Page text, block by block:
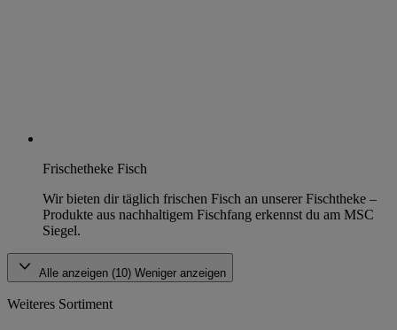
Frischetheke Fisch
Wir bieten dir täglich frischen Fisch an unserer Fischtheke –
Produkte aus nachhaltigem Fischfang erkennst du am MSC
Siegel.
Alle anzeigen (10) Weniger anzeigen
Weiteres Sortiment